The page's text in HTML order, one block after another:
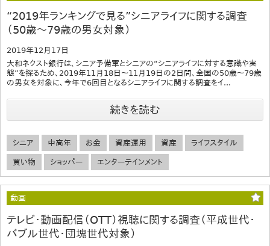
“2019年ランキングで見る”シニアライフに関する調査
（50歳～79歳の男女対象）
2019年12月17日
大和ネクスト銀行は、シニア予備軍とシニアの“シニアライフに対する意識や実
態”を探るため、2019年11月18日～11月19日の2日間、全国の50歳～79歳
の男女を対象に、今年で6回目となるシニアライフに関する調査をイ...
続きを読む
シニア 中高年 お金 資産運用 資産 ライフスタイル
買い物 ショッパー エンターテインメント
動画
テレビ・動画配信（OTT）視聴に関する調査（平成世代・
バブル世代・団塊世代対象）